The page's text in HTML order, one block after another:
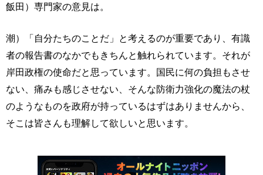
飯田）専門家の意見は。
潮）「自分たちのことだ」と考えるのが重要であり、有識
者の報告書のなかでもきちんと触れられています。それが
岸田政権の使命だと思っています。国民に何の負担もさせ
ない、痛みも感じさせない、そんな防衛力強化の魔法の杖
のようなものを政府が持っているはずはありませんから、
そこは皆さんも理解して欲しいと思います。